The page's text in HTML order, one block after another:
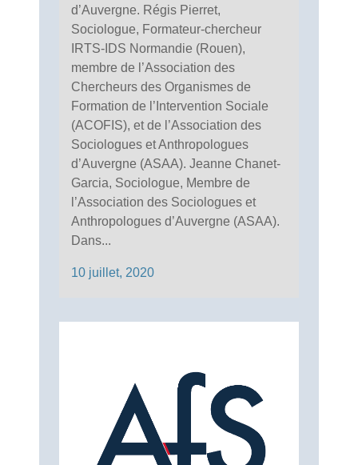
d’Auvergne. Régis Pierret,
Sociologue, Formateur-chercheur
IRTS-IDS Normandie (Rouen),
membre de l’Association des
Chercheurs des Organismes de
Formation de l’Intervention Sociale
(ACOFIS), et de l’Association des
Sociologues et Anthropologues
d’Auvergne (ASAA). Jeanne Chanet-
Garcia, Sociologue, Membre de
l’Association des Sociologues et
Anthropologues d’Auvergne (ASAA).
Dans...
10 juillet, 2020